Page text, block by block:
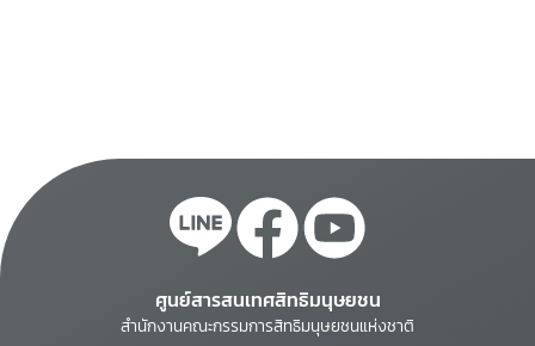
ศูนย์สารสนเทศสิทธิมนุษยชน
สำนักงานคณะกรรมการสิทธิมนุษยชนแห่งชาติ